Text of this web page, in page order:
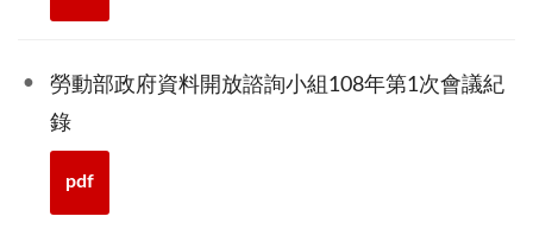
勞動部政府資料開放諮詢小組108年第1次會議紀
錄
pdf